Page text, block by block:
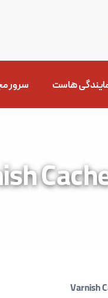
هاست سرور
Varnish